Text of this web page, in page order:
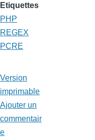
Etiquettes
PHP
REGEX
PCRE
Version
imprimable
Ajouter un
commentair
e